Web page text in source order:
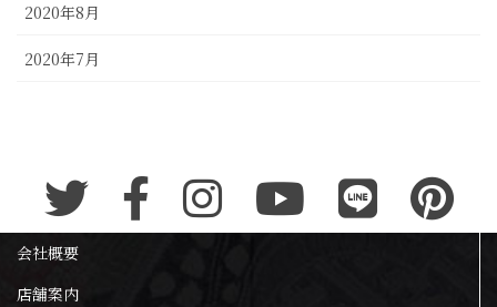
2020年8月
2020年7月
会社概要
店舗案内